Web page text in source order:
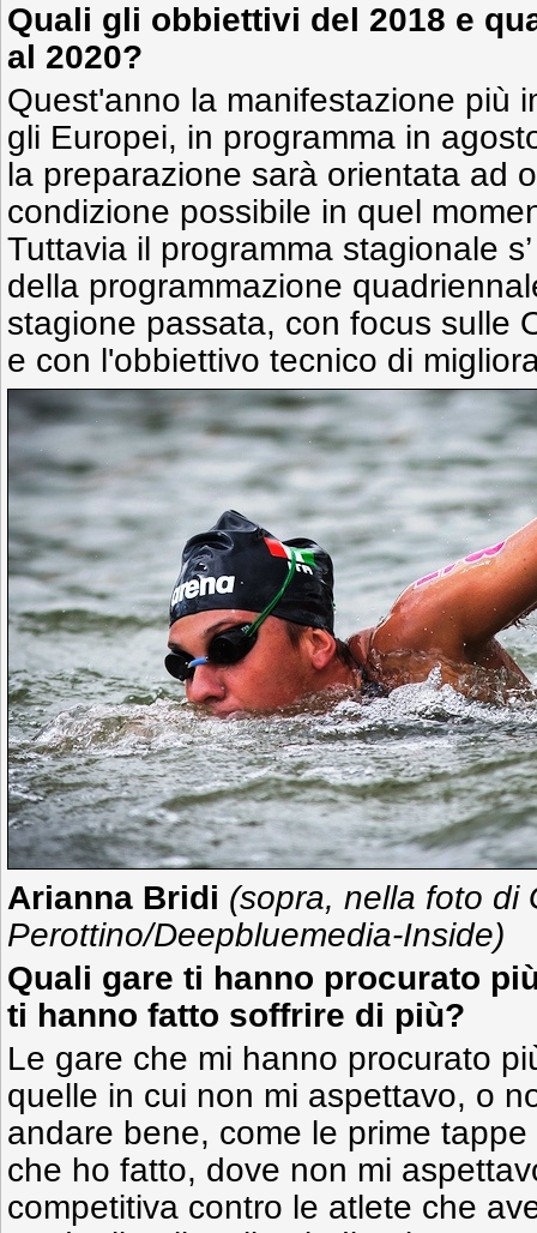
Quali gli obbiettivi del 2018 e
al 2020?
Quest'anno la manifestazione più
gli Europei, in programma in
la preparazione sarà orientata ad
condizione possibile in quel
Tuttavia il programma stagionale
della programmazione
stagione passata, con focus sulle
e con l'obbiettivo tecnico di
Arianna Bridi (sopra, nella foto di
Perottino/Deepbluemedia-Inside)
Quali gare ti hanno procurato
ti hanno fatto soffrire di più?
Le gare che mi hanno procurato
quelle in cui non mi aspettavo, o
andare bene, come le prime
che ho fatto, dove non mi
competitiva contro le atlete che